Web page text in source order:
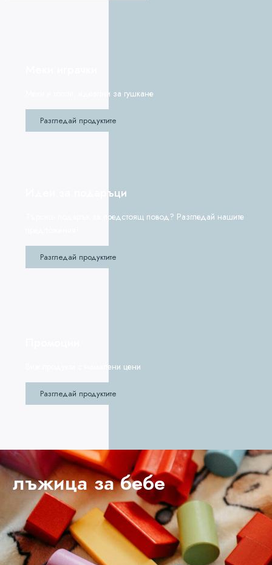
Меки и топли, идеални за гушкане
Разгледай продуктите
Идеи за подаръци
Търсиш подарък за предстоящ повод? Разгледай нашите
Разгледай продуктите
Виж продукти с намалени цени
Разгледай продуктите
лъжица за бебе